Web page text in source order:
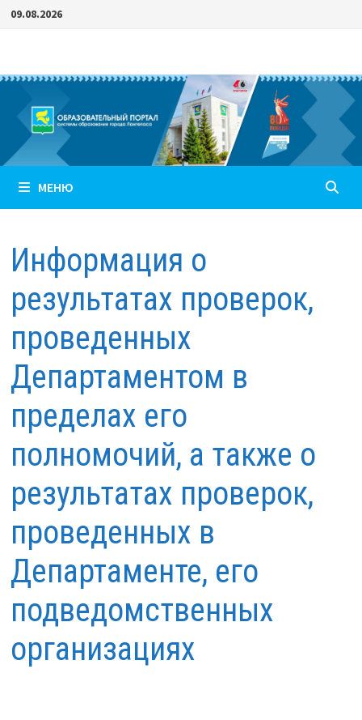
Перейти
09.08.2026
МЕНЮ
Информация о
результатах проверок,
проведенных
Департаментом в
пределах его
полномочий, а также о
результатах проверок,
проведенных в
Департаменте, его
подведомственных
организациях